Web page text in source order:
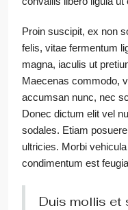
Proin suscipit, ex non
felis, vitae fermentum
magna, iaculis ut
Maecenas commodo,
accumsan nunc, nec
Donec dictum elit vel
sodales. Etiam
ultricies. Morbi
condimentum est
Duis mollis et